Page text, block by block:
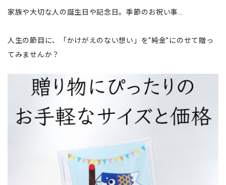
家族や大切な人の誕生日や記念日。季節のお祝い事…
人生の節目に、「かけがえのない想い」を“純金”にのせて贈っ
てみませんか？